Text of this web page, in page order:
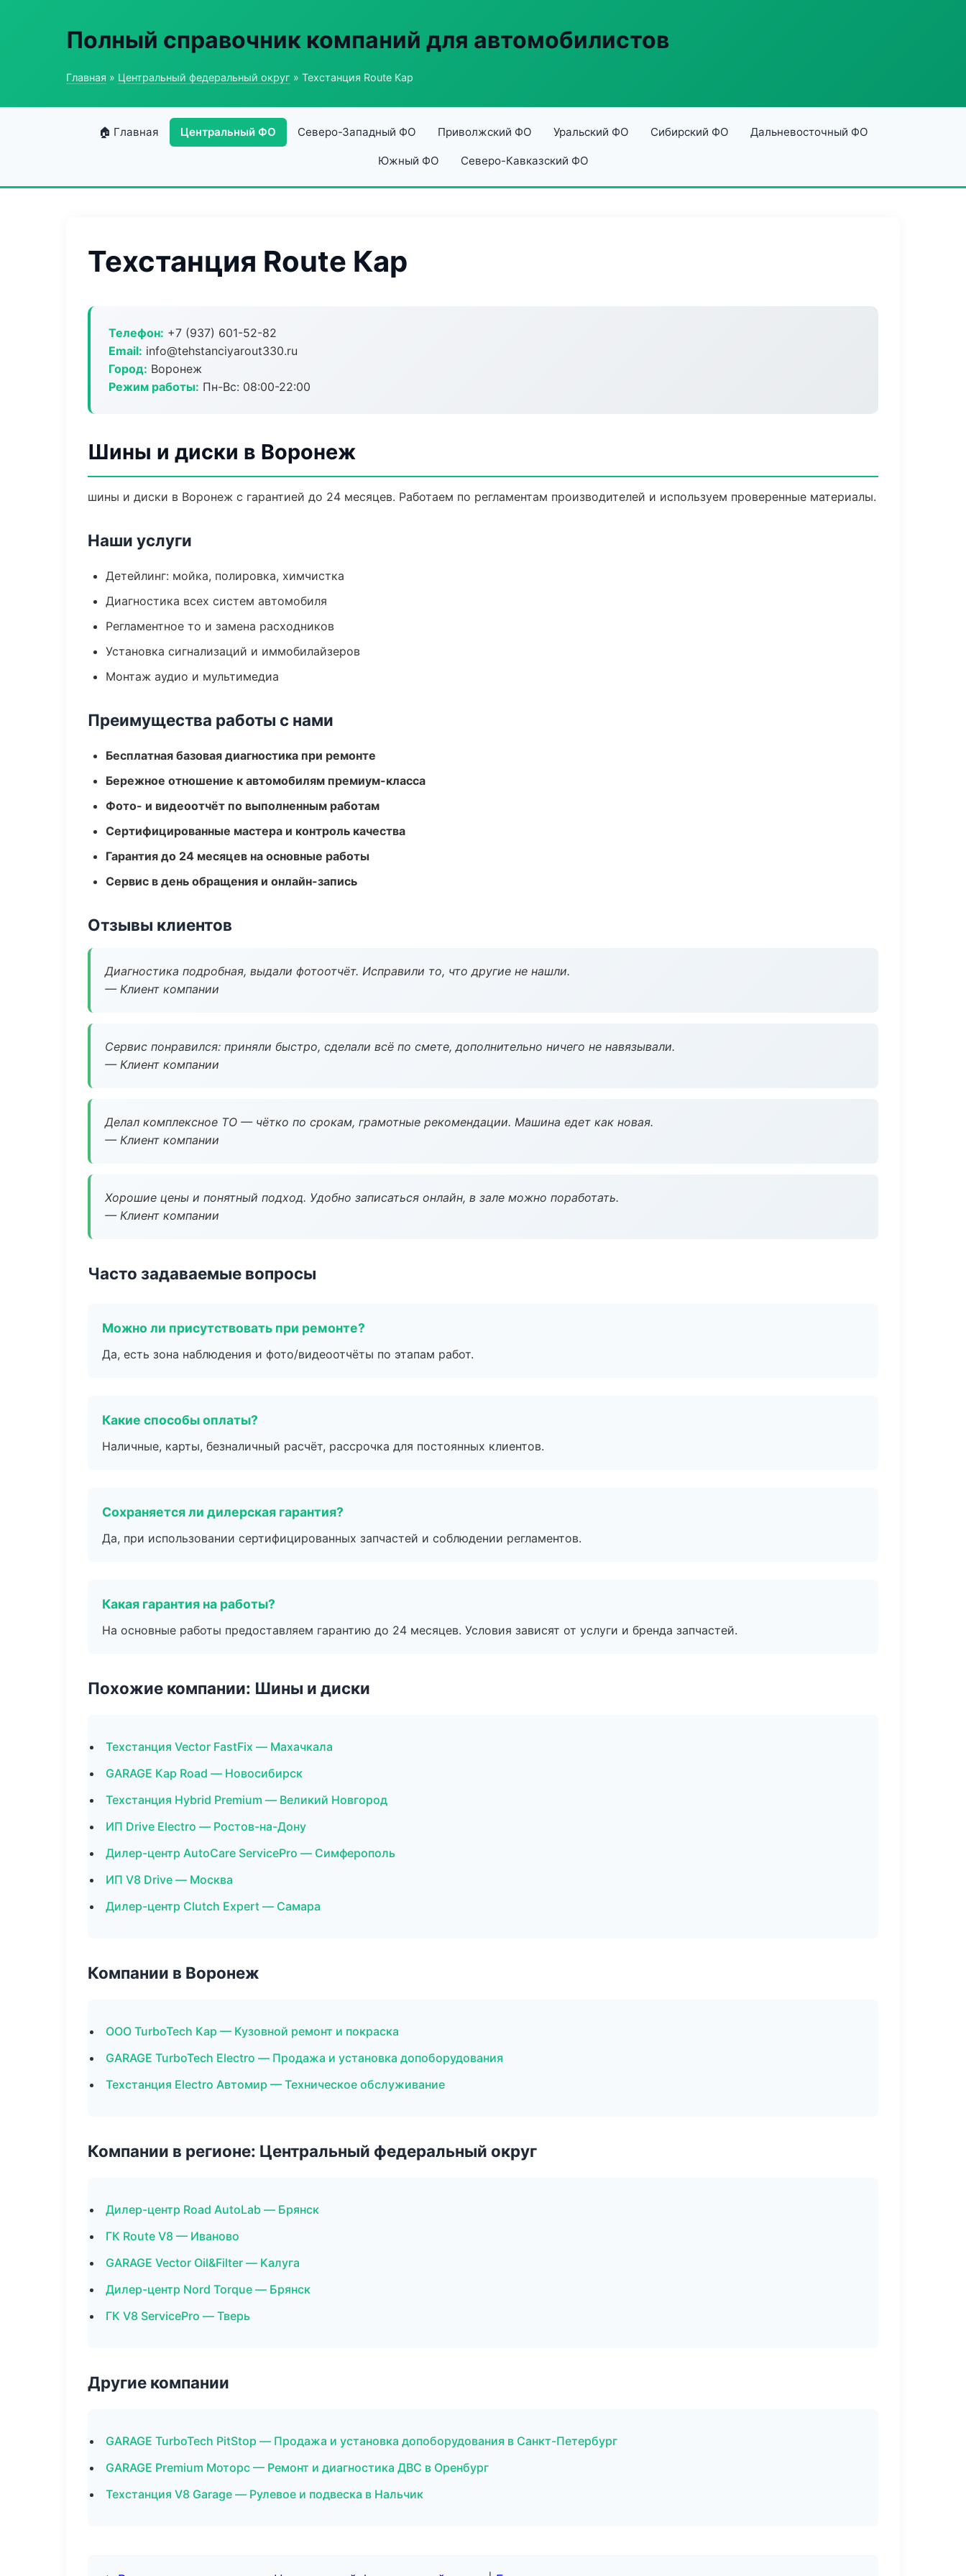
Полный справочник компаний для автомобилистов
Главная » Центральный федеральный округ » Техстанция Route Кар
🏠 Главная Центральный ФО Северо-Западный ФО Приволжский ФО Уральский ФО Сибирский ФО Дальневосточный ФО
Южный ФО Северо-Кавказский ФО
Техстанция Route Кар
Телефон: +7 (937) 601-52-82
Email: info@tehstanciyarout330.ru
Город: Воронеж
Режим работы: Пн-Вс: 08:00-22:00
Шины и диски в Воронеж
шины и диски в Воронеж с гарантией до 24 месяцев. Работаем по регламентам производителей и используем проверенные материалы.
Наши услуги
Детейлинг: мойка, полировка, химчистка
Диагностика всех систем автомобиля
Регламентное то и замена расходников
Установка сигнализаций и иммобилайзеров
Монтаж аудио и мультимедиа
Преимущества работы с нами
Бесплатная базовая диагностика при ремонте
Бережное отношение к автомобилям премиум-класса
Фото- и видеоотчёт по выполненным работам
Сертифицированные мастера и контроль качества
Гарантия до 24 месяцев на основные работы
Сервис в день обращения и онлайн-запись
Отзывы клиентов
Диагностика подробная, выдали фотоотчёт. Исправили то, что другие не нашли.
— Клиент компании
Сервис понравился: приняли быстро, сделали всё по смете, дополнительно ничего не навязывали.
— Клиент компании
Делал комплексное ТО — чётко по срокам, грамотные рекомендации. Машина едет как новая.
— Клиент компании
Хорошие цены и понятный подход. Удобно записаться онлайн, в зале можно поработать.
— Клиент компании
Часто задаваемые вопросы
Можно ли присутствовать при ремонте?
Да, есть зона наблюдения и фото/видеоотчёты по этапам работ.
Какие способы оплаты?
Наличные, карты, безналичный расчёт, рассрочка для постоянных клиентов.
Сохраняется ли дилерская гарантия?
Да, при использовании сертифицированных запчастей и соблюдении регламентов.
Какая гарантия на работы?
На основные работы предоставляем гарантию до 24 месяцев. Условия зависят от услуги и бренда запчастей.
Похожие компании: Шины и диски
Техстанция Vector FastFix — Махачкала
GARAGE Кар Road — Новосибирск
Техстанция Hybrid Premium — Великий Новгород
ИП Drive Electro — Ростов-на-Дону
Дилер-центр AutoCare ServicePro — Симферополь
ИП V8 Drive — Москва
Дилер-центр Clutch Expert — Самара
Компании в Воронеж
ООО TurboTech Кар — Кузовной ремонт и покраска
GARAGE TurboTech Electro — Продажа и установка допоборудования
Техстанция Electro Автомир — Техническое обслуживание
Компании в регионе: Центральный федеральный округ
Дилер-центр Road AutoLab — Брянск
ГК Route V8 — Иваново
GARAGE Vector Oil&Filter — Калуга
Дилер-центр Nord Torque — Брянск
ГК V8 ServicePro — Тверь
Другие компании
GARAGE TurboTech PitStop — Продажа и установка допоборудования в Санкт-Петербург
GARAGE Premium Моторс — Ремонт и диагностика ДВС в Оренбург
Техстанция V8 Garage — Рулевое и подвеска в Нальчик